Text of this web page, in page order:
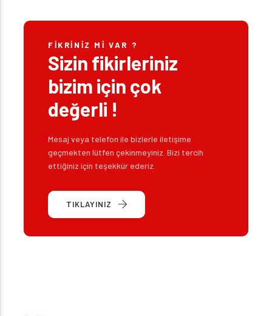
FIKRINIZ MI VAR ?
Sizin fikirleriniz
bizim için çok
değerli !
Mesaj veya telefon ile bizlerle iletişime
geçmekten lütfen çekinmeyiniz. Bizi tercih
ettiğiniz için teşekkür ederiz.
TIKLAYINIZ